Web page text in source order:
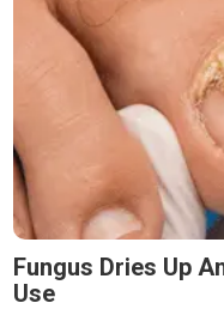
Fungus Dries Up
Use